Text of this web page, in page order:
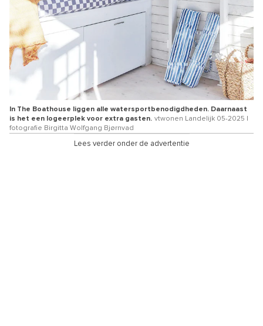
In The Boathouse liggen alle watersportbenodigdheden. Daarnaast
is het een logeerplek voor extra gasten. vtwonen Landelijk 05-2025 |
fotografie Birgitta Wolfgang Bjørnvad
Lees verder onder de advertentie